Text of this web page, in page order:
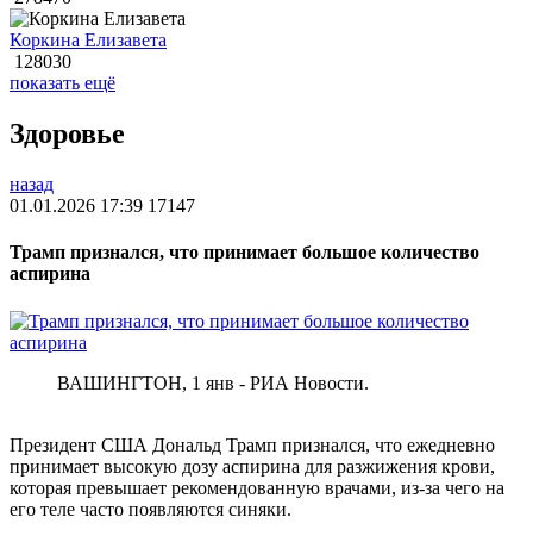
Коркина Елизавета
128030
показать ещё
Здоровье
назад
01.01.2026 17:39 17147
Трамп признался, что принимает большое количество
аспирина
ВАШИНГТОН, 1 янв - РИА Новости.
Президент США Дональд Трамп признался, что ежедневно
принимает высокую дозу аспирина для разжижения крови,
которая превышает рекомендованную врачами, из-за чего на
его теле часто появляются синяки.